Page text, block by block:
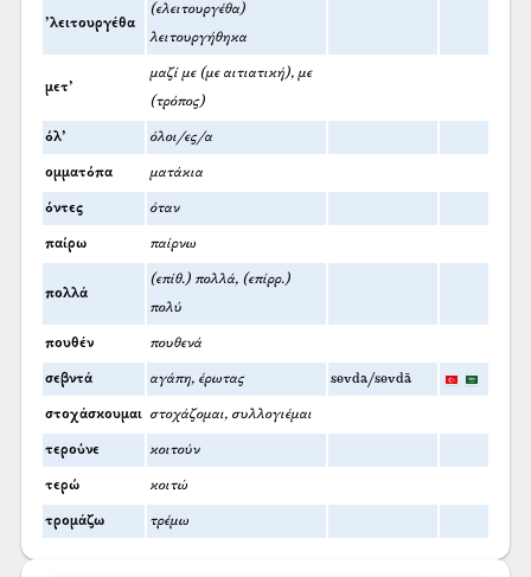
’λειτουργέθα
(ελειτουργέθα)
λειτουργήθηκα
μετ’
μαζί με (με αιτιατική), με
(τρόπος)
όλ’ όλοι/ες/α
ομματόπα ματάκια
όντες όταν
παίρω παίρνω
πολλά
(επίθ.) πολλά, (επίρρ.)
πολύ
πουθέν πουθενά
σεβντά αγάπη, έρωτας sevda/sevdā
στοχάσκουμαι στοχάζομαι, συλλογιέμαι
τερούνε κοιτούν
τερώ κοιτώ
τρομάζω τρέμω